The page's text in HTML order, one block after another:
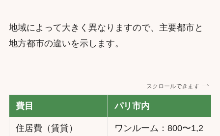
地域によって大きく異なりますので、主要都市と
地方都市の違いを示します。
スクロールできます
費目 パリ市内
住居費（賃貸）
ワンルーム：800〜1,2